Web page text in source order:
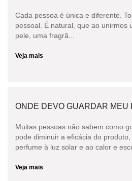
Cada pessoa é única e diferente.
pessoal. É natural, que ao unirmos
pele, uma fragrâ...
Veja mais
ONDE DEVO GUARDAR MEU
Muitas pessoas não sabem como
pode diminuir a eficácia do
perfume à luz solar e ao calor e
Veja mais